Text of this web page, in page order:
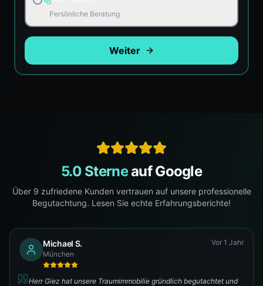
Persönliche Beratung
Weiter
5.0 Sterneauf Google
Über 9 zufriedene Kunden vertrauen auf unsere professionelle
Begutachtung. Lesen Sie echte Erfahrungsberichte!
Michael S.
München
Vor 1 Jahr
Herr Giez hat unsere Traumimmobilie gründlich begutachtet und